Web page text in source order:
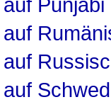
Punjabi